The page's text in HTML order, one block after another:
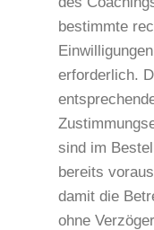
bestimmte
Einwilligungen
erforderlich.
sind im
bereits
damit die
ohne